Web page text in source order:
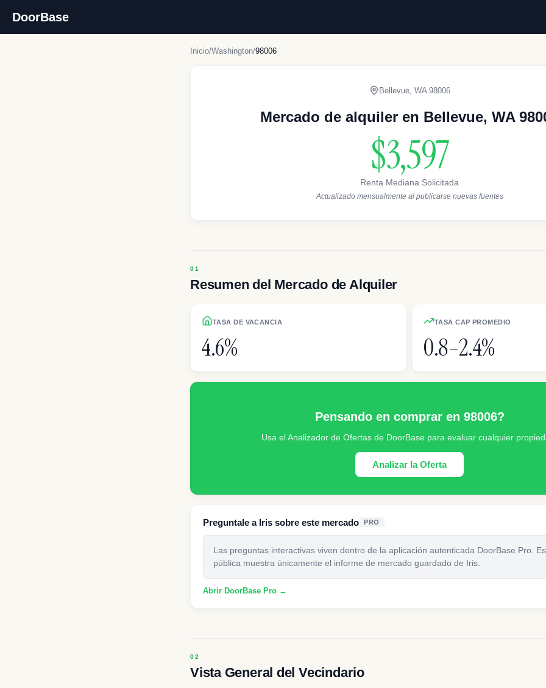
DoorBase
Inicio/Washington/98006
Bellevue, WA 98006
Mercado de alquiler en Bellevue, WA
$3,597
Renta Mediana Solicitada
Actualizado mensualmente al publicarse nuevas fuentes
Resumen del Mercado de Alquiler
TASA DE VACANCIA
4.6%
TASA CAP PROMEDIO
0.8–2.4%
Pensando en comprar en 98006?
Usa el Analizador de Ofertas de DoorBase para evaluar cualquier
Analizar la Oferta
Preguntale a Iris sobre este mercado PRO
Las preguntas interactivas viven dentro de la aplicación autenticada DoorBase Pro.
pública muestra únicamente el informe de mercado guardado de Iris.
Abrir DoorBase Pro →
Vista General del Vecindario